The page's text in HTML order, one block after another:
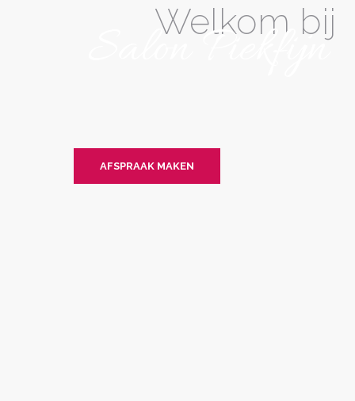
Salon Piekfijn
Welkom bij
AFSPRAAK MAKEN